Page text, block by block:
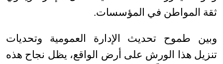
ثقة المواطن في المؤسسات.
وبين طموح تحديث الإدارة العمومية وتحديات
تنزيل هذا الورش على أرض الواقع، يظل نجاح هذه